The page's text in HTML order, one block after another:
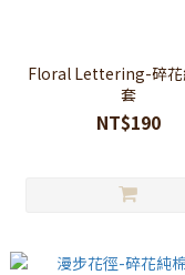
Floral Lettering-碎花
套
NT$190